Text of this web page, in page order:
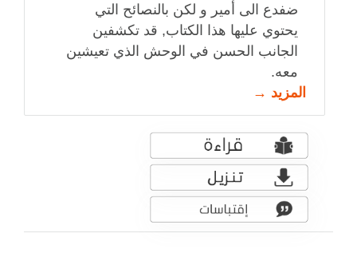
ضفدع الى أمير و لكن بالنصائح التي
يحتوي عليها هذا الكتاب, قد تكشفين
الجانب الحسن في الوحش الذي تعيشين
معه.
المزيد →